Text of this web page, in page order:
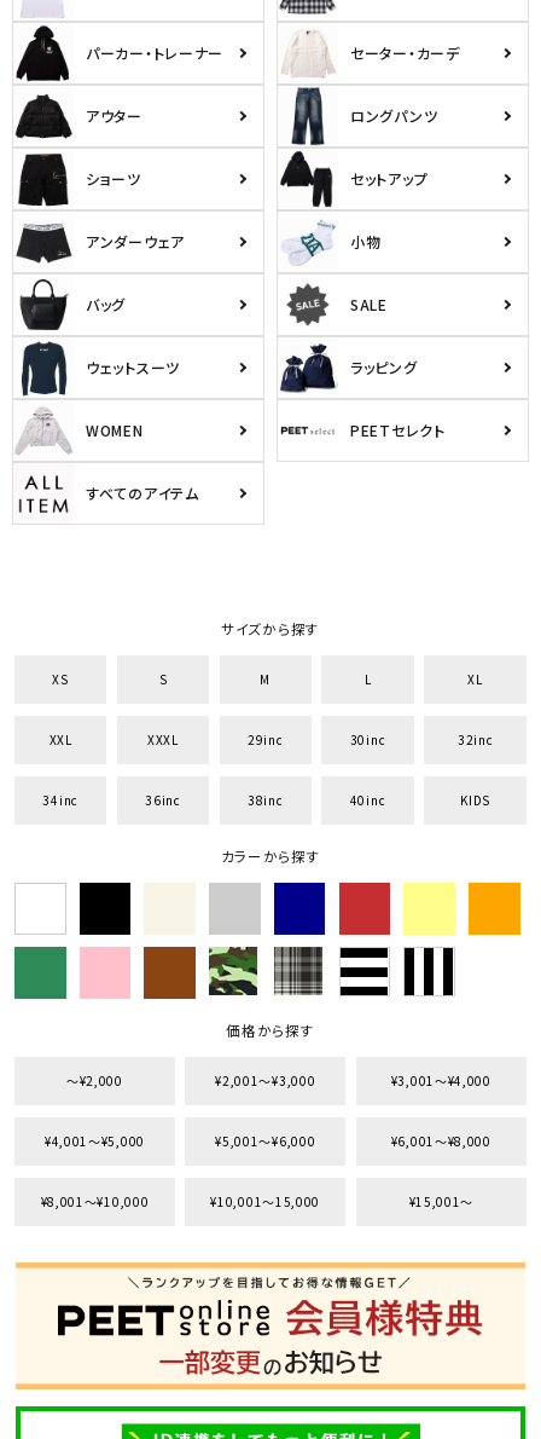
パーカー・トレーナー セーター・カーデ
アウター ロングパンツ
ショーツ セットアップ
アンダーウェア 小物
バッグ SALE
ウェットスーツ ラッピング
WOMEN PEETセレクト
すべてのアイテム
サイズから探す
XS S M L XL
XXL XXXL 29inc 30inc 32inc
34inc 36inc 38inc 40inc KIDS
カラーから探す
価格から探す
〜¥2,000 ¥2,001〜¥3,000 ¥3,001〜¥4,000
¥4,001〜¥5,000 ¥5,001〜¥6,000 ¥6,001〜¥8,000
¥8,001〜¥10,000 ¥10,001〜15,000 ¥15,001〜